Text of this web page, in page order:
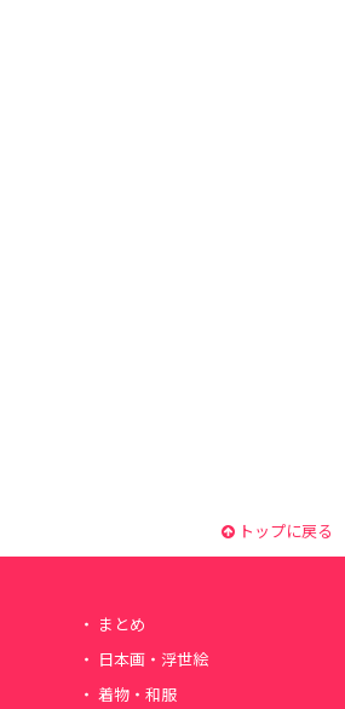
トップに戻る
まとめ
日本画・浮世絵
着物・和服